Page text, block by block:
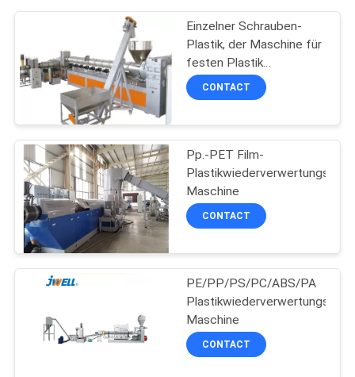
NACHRICHTEN
FÄLLE
SITEMAP
PRIVACY
POLICY
Einzelner Schrauben-
Plastik, der Maschine für
festen Plastik
aufbereitend pelletisiert
CONTACT
Pp.-PET Film-
Maschine
CONTACT
PE/PP/PS/PC/ABS/PA
Maschine
CONTACT